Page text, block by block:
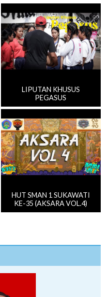
LIPUTAN KHUSUS
PEGASUS
HUT SMAN 1 SUKAWATI
KE-35 (AKSARA VOL.4)